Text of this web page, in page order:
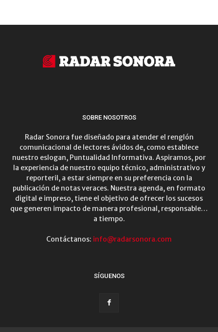
SOBRE NOSOTROS
Radar Sonora fue diseñado para atender el renglón
comunicacional de lectores ávidos de, como establece
nuestro eslogan, Puntualidad Informativa. Aspiramos, por
la experiencia de nuestro equipo técnico, administrativo y
reporteril, a estar siempre en su preferencia con la
publicación de notas veraces. Nuestra agenda, en formato
digital e impreso, tiene el objetivo de ofrecer los sucesos
que generen impacto de manera profesional, responsable…
a tiempo.
Contáctanos: info@radarsonora.com
SÍGUENOS